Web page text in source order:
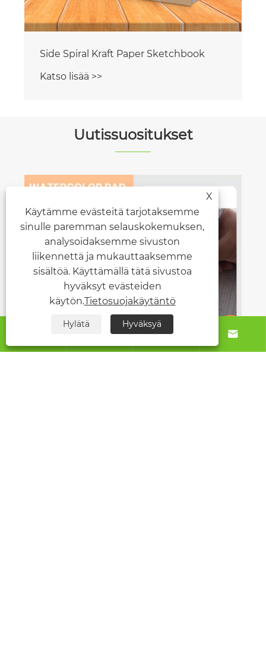
Side Spiral Kraft Paper Sketchbook
Katso lisää >>
Uutissuositukset

 
X
Käytämme evästeitä tarjotaksemme
sinulle paremman selauskokemuksen,
analysoidaksemme sivuston
liikennettä ja mukauttaaksemme
sisältöä. Käyttämällä tätä sivustoa
hyväksyt evästeiden
käytön.Tietosuojakäytäntö
Hylätä Hyväksyä